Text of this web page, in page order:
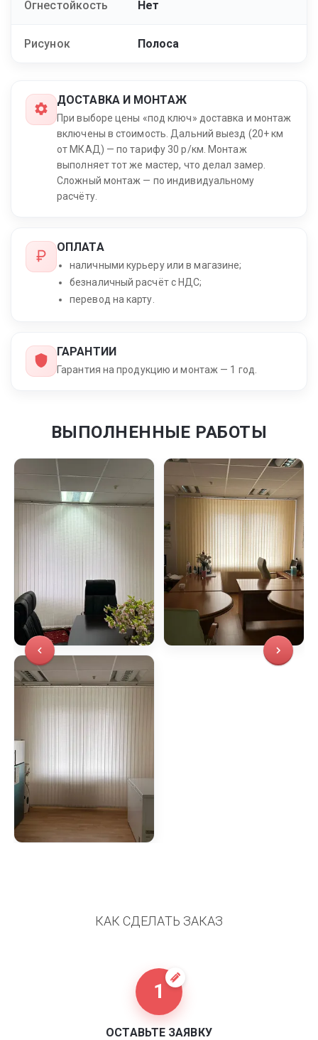
Огнестойкость Нет
Рисунок Полоса
ДОСТАВКА И МОНТАЖ
При выборе цены «под ключ» доставка и монтаж
включены в стоимость. Дальний выезд (20+ км
от МКАД) — по тарифу 30 р/км. Монтаж
выполняет тот же мастер, что делал замер.
Сложный монтаж — по индивидуальному
расчёту.
ОПЛАТА
наличными курьеру или в магазине;
безналичный расчёт с НДС;
перевод на карту.
ГАРАНТИИ
Гарантия на продукцию и монтаж — 1 год.
ВЫПОЛНЕННЫЕ РАБОТЫ
КАК СДЕЛАТЬ ЗАКАЗ
1
ОСТАВЬТЕ ЗАЯВКУ